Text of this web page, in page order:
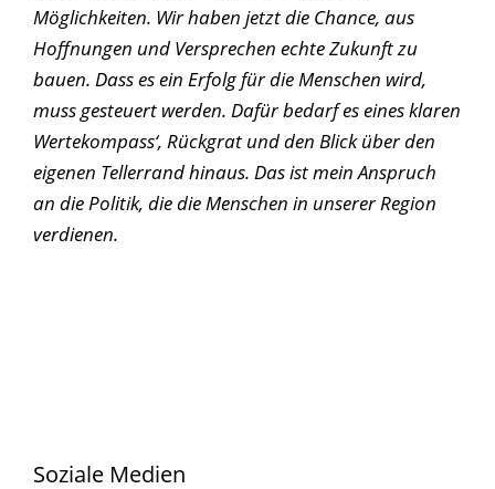
Möglichkeiten. Wir haben jetzt die Chance, aus
Hoffnungen und Versprechen echte Zukunft zu
bauen. Dass es ein Erfolg für die Menschen wird,
muss gesteuert werden. Dafür bedarf es eines klaren
Wertekompass‘, Rückgrat und den Blick über den
eigenen Tellerrand hinaus. Das ist mein Anspruch
an die Politik, die die Menschen in unserer Region
verdienen.
Soziale Medien